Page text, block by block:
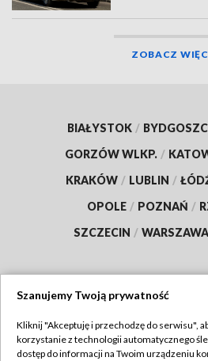
ZOBACZ
BIAŁYSTOK /
GORZÓW WLKP. /
KRAKÓW / LUBLIN /
OPOLE / POZNAŃ /
SZCZECIN / WARSZAWA
TVP
Szanujemy Twoją prywatność
Kliknij "Akceptuję i przechodzę do serwisu",
korzystanie z technologii automatycznego
dostęp do informacji na Twoim urządzeniu